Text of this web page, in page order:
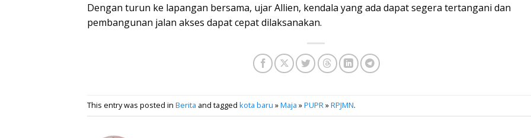
Dengan turun ke lapangan bersama, ujar Allien, kendala yang ada dapat segera tertangani dan
pembangunan jalan akses dapat cepat dilaksanakan.
This entry was posted in Berita and tagged kota baru »Maja »PUPR»RPJMN.